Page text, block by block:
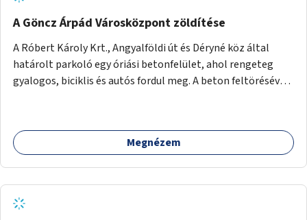
A Göncz Árpád Városközpont zöldítése
A Róbert Károly Krt., Angyalföldi út és Déryné köz által
határolt parkoló egy óriási betonfelület, ahol rengeteg
gyalogos, biciklis és autós fordul meg. A beton feltörésével,
menti járda és a parkoló közé kellene egy zöld sáv,
virágágyásokkal a meglévő fák alá, a lakóépület felőli két
Megnézem